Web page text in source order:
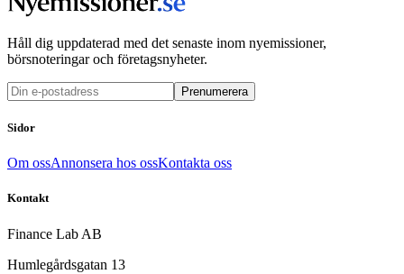
Håll dig uppdaterad med det senaste inom nyemissioner,
börsnoteringar och företagsnyheter.
Prenumerera
Sidor
Om ossAnnonsera hos ossKontakta oss
Kontakt
Finance Lab AB
Humlegårdsgatan 13